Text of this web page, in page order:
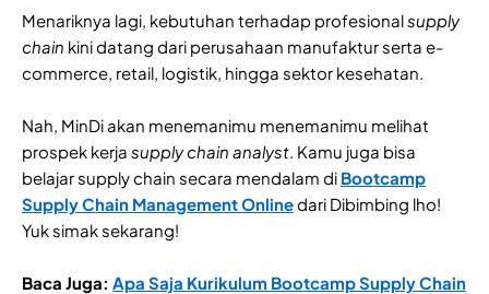
Menariknya lagi, kebutuhan terhadap profesionalsupply
chain kini datang dari perusahaan manufaktur serta e-
commerce, retail, logistik, hingga sektor kesehatan.
Nah, MinDi akan menemanimu menemanimu melihat
prospek kerja supply chain analyst . Kamu juga bisa
belajar supply chain secara mendalam di Bootcamp
Supply Chain Management Onlinedari Dibimbing lho!
Yuk simak sekarang!
Baca Juga: Apa Saja Kurikulum Bootcamp Supply Chain